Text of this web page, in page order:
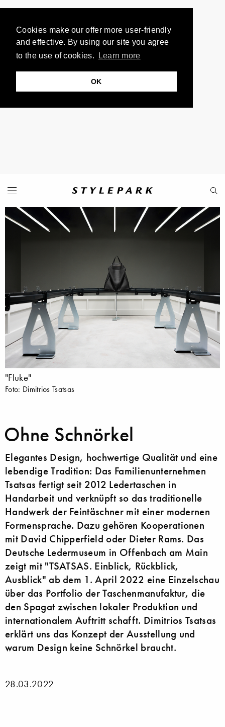
Cookies make our offer more user-friendly
and effective. By using our site you agree
to the use of cookies.
Learn more
OK
"Fluke"
Foto: Dimitrios Tsatsas
Ohne Schnörkel
Elegantes Design, hochwertige Qualität und eine
lebendige Tradition: Das Familienunternehmen
Tsatsas fertigt seit 2012 Ledertaschen in
Handarbeit und verknüpft so das traditionelle
Handwerk der Feintäschner mit einer modernen
Formensprache. Dazu gehören Kooperationen
mit David Chipperfield oder Dieter Rams. Das
Deutsche Ledermuseum in Offenbach am Main
zeigt mit "TSATSAS. Einblick, Rückblick,
Ausblick" ab dem 1. April 2022 eine Einzelschau
über das Portfolio der Taschenmanufaktur, die
den Spagat zwischen lokaler Produktion und
internationalem Auftritt schafft. Dimitrios Tsatsas
erklärt uns das Konzept der Ausstellung und
warum Design keine Schnörkel braucht.
28.03.2022